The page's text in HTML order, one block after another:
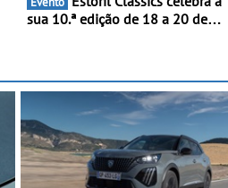
sua 10.ª edição de 18 a 20 de